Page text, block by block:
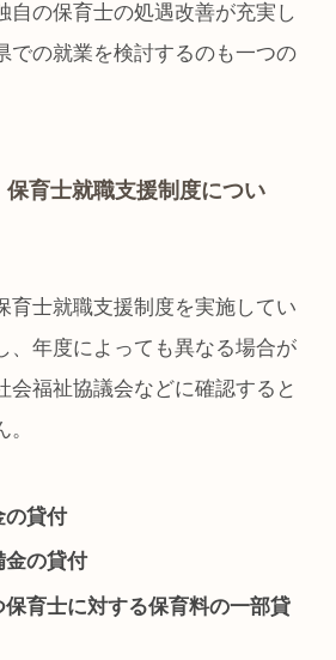
自の保育士の処遇改善が充実し
での就業を検討するのも一つの
保育士就職支援制度につい
育士就職支援制度を実施してい
、年度によっても異なる場合が
会福祉協議会などに確認すると
の貸付
金の貸付
育士に対する保育料の一部貸